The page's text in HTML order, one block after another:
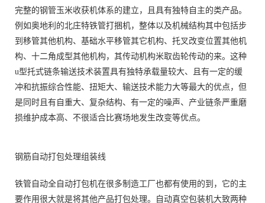
完整的钢管玉米收获机体系的建立，且具有独特自主的类产品。
例如奥地利的北庄特铁管打捆机，整体以及机械结构其中包括步
到移管其他机构、基础水平移管其它机构、托叉改变位置其他机
构、十二角成型其他机构，其传动机构米取齿轮传动的来。这种
u型托式链条输送技术装置具有独特承载量较大、且有一定的缓
冲和抗振综合性能、扭矩大、输送技术能力大等最大的优点，但
是同时且有自重大、复杂结构、有一定的噪声、产业链条严重磨
损维护成本高、不很适合比赛场地发生改变等优点。
钢筋自动打包处理组装线
铁管自动全自动打包机在很多制造工厂也都有使用的到，它的主
要作用很大就是将其他产品打包处理。自动真空包装机大致两种